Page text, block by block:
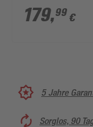
inklusive WC-
weiß
179,99 €
5 Jahre
Sorglos, 90